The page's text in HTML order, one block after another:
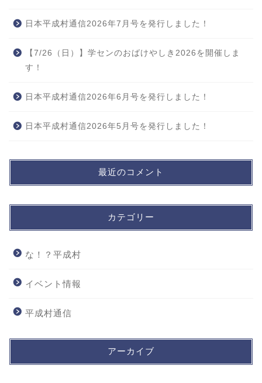
日本平成村通信2026年7月号を発行しました！
【7/26（日）】学センのおばけやしき2026を開催しま
す！
日本平成村通信2026年6月号を発行しました！
日本平成村通信2026年5月号を発行しました！
最近のコメント
カテゴリー
な！？平成村
イベント情報
平成村通信
アーカイブ